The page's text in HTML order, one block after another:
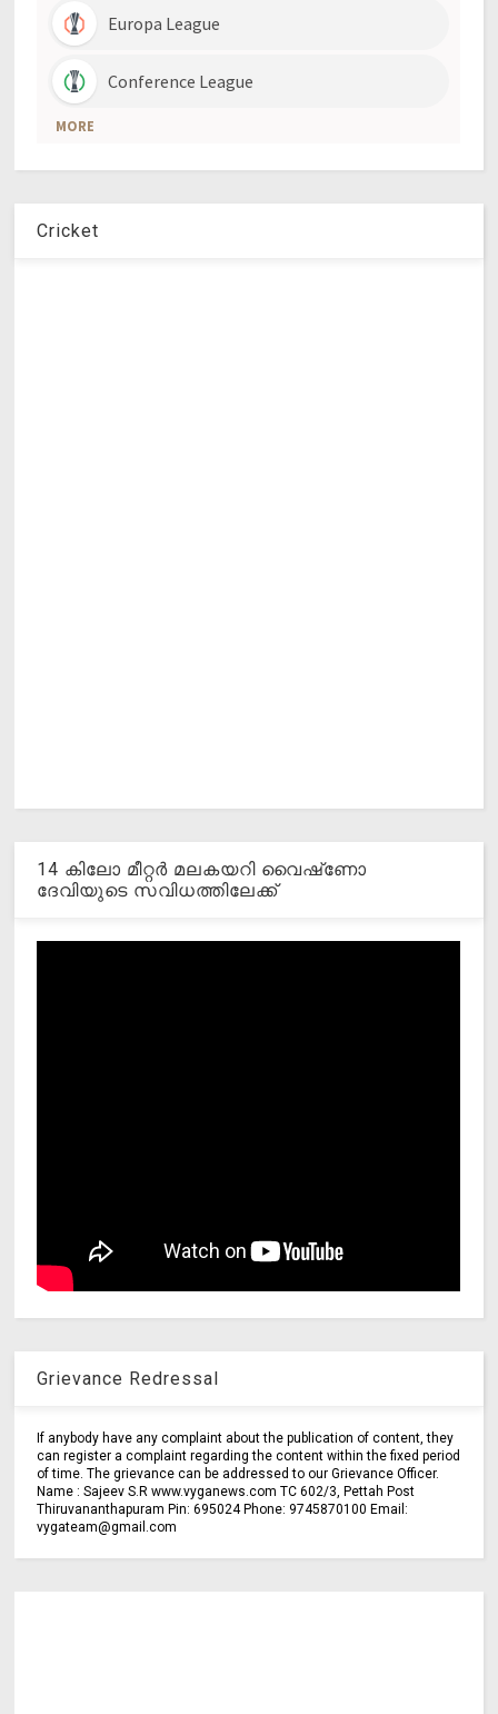
Cricket
14 കിലോ മീറ്റര്‍ മലകയറി വൈഷ്‌ണോ
ദേവിയുടെ സവിധത്തിലേക്ക്
Grievance Redressal
If anybody have any complaint about the publication of content, they
can register a complaint regarding the content within the fixed period
of time. The grievance can be addressed to our Grievance Officer.
Name : Sajeev S.R www.vyganews.com TC 602/3, Pettah Post
Thiruvananthapuram Pin: 695024 Phone: 9745870100 Email:
vygateam@gmail.com